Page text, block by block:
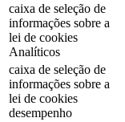
caixa de seleção de
informações sobre a
lei de cookies
Analíticos
caixa de seleção de
informações sobre a
lei de cookies
desempenho